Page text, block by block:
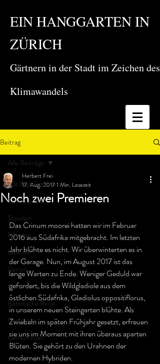
EIN HANGGARTEN IN
ZÜRICH
Gärtnern in der Stadt im Zeichen des
Klimawandels
Beitrag
Alle Beiträge
Flower Show
Stauden
Pflanzen
Gehölze
Garten
Klimawandel
Botanische Reise
Gartentag
Gartenreisen
Alle Beiträge
Noch zwei Premieren
Herbert Frei
17. Aug. 20171 Min. Lesezeit
Das Crinum moorei hatten wir im Februar
2016 aus Südafrika mitgebracht. Im letzten
Jahr blühte es nicht. Wir überwinterten es in
der Garage. Nun, im August 2017 ist das
lange Warten zu Ende. Weniger Geduld war
gefordert, bis die Wildgladiole aus dem
östlichen Südafrika, Gladiolus oppositiflorus,
in unserem neuen Steingarten blühte. Als
Zwiebeln im späten Frühjahr gesetzt, erfreuen
sie uns im Moment mit ihren überaus aparten
Blüten. Sie gehört zu den Urahnen der
modernen Hybriden.